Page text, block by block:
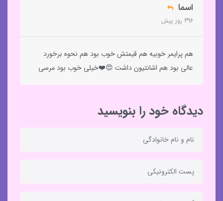
اسما
396 روز پیش
هم پرایمر خوبیه هم قیمتش خوب بود هم نحوه برخورد
عالی بود هم اشانتیون داشت 😍❤️خیلی خوب بود مرسی
دیدگاه خود را بنویسید